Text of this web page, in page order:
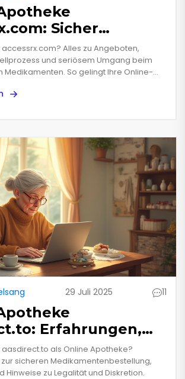
Sicher
online
Alles zu Angeboten,
und seriösem Umgang beim
Medikamenten. So gelingt Ihre Online-
29 Juli 2025 11
Erfahrungen,
& Bestellungen
als Online Apotheke?
sicheren Medikamentenbestellung,
Hinweise zu Legalität und Diskretion.